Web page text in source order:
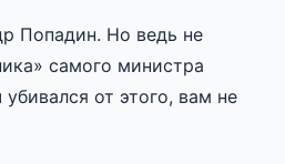
Попадин. Но ведь не
самого министра
от этого, вам не